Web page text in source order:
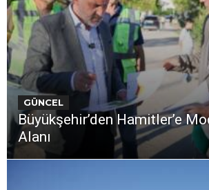
GÜNCEL
Büyükşehir’den Hamitler’e
Alanı